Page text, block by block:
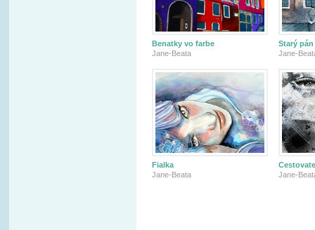
Benatky vo farbe
Jane-Beata
Starý
Jane-
Fialka
Jane-Beata
Jane-